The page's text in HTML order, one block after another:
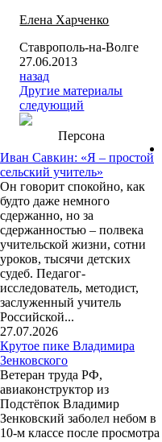
Елена Харченко
Ставрополь-на-Волге
27.06.2013
назад
Другие материалы
следующий
Персона
Иван Савкин: «Я – простой
сельский учитель»
Он говорит спокойно, как
будто даже немного
сдержанно, но за
сдержанностью – полвека
учительской жизни, сотни
уроков, тысячи детских
судеб. Педагог-
исследователь, методист,
заслуженный учитель
Российской...
27.07.2026
Крутое пике Владимира
Зенковского
Ветеран труда РФ,
авиаконструктор из
Подстёпок Владимир
Зенковский заболел небом в
10-м классе после просмотра